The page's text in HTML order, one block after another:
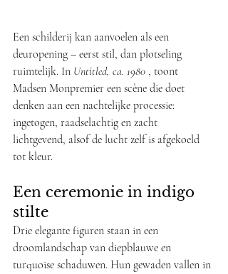
Een schilderij kan aanvoelen als een
deuropening – eerst stil, dan plotseling
ruimtelijk. In Untitled, ca. 1980 , toont
Madsen Monpremier een scène die doet
denken aan een nachtelijke processie:
ingetogen, raadselachtig en zacht
lichtgevend, alsof de lucht zelf is afgekoeld
tot kleur.
Een ceremonie in indigo
stilte
Drie elegante figuren staan in een
droomlandschap van diepblauwe en
turquoise schaduwen. Hun gewaden vallen in